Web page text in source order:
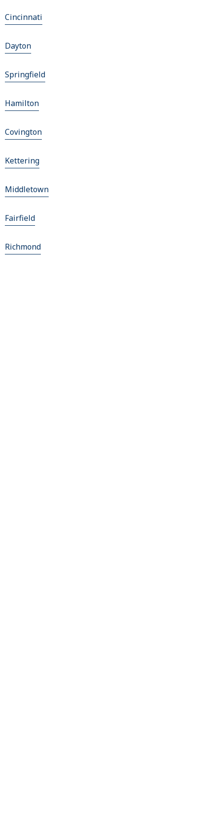
Cincinnati
Dayton
Springfield
Hamilton
Covington
Kettering
Middletown
Fairfield
Richmond